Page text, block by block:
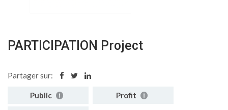
PARTICIPATION Project
Partager sur:
Public Profit